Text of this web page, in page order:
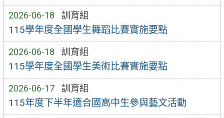
2026-06-18 訓育組
115學年度全國學生舞蹈比賽實施要點
2026-06-18 訓育組
115學年度全國學生美術比賽實施要點
2026-06-17 訓育組
115年度下半年適合國高中生參與藝文活動